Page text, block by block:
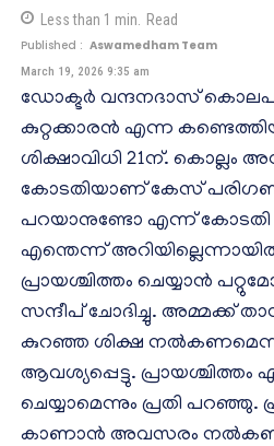
Less than 1 min. Read
Published : Aswamedham Team
March 19, 2026 9:35 am
ഡോക്ടർ വന്ദനദാസ്
കുറ്റക്കാരൻ എന്ന കണ്ടെത്തിയ
ശിക്ഷാവിധി 21ന്.
കോടതിയാണ് കേസ്
പറയാനുണ്ടോ എന്ന് കോടതി
എന്തെന്ന്
പ്രായശ്ചിത്തം ചെയ്യാൻ
സന്ദീപ് ചോദിച്ചു. അമ്മക്ക്
കുറഞ്ഞ ശിക്ഷ
ആവശ്യപ്പെട്ടു. പ്രായശ്ചിത്തം
ചെയ്യാമെന്നും പ്രതി
കാണാൻ അവസരം